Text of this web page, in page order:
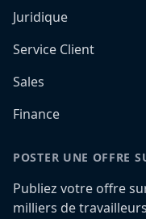
Juridique
Service Client
Sales
Finance
POSTER UNE OFFRE
Publiez votre offre
milliers de